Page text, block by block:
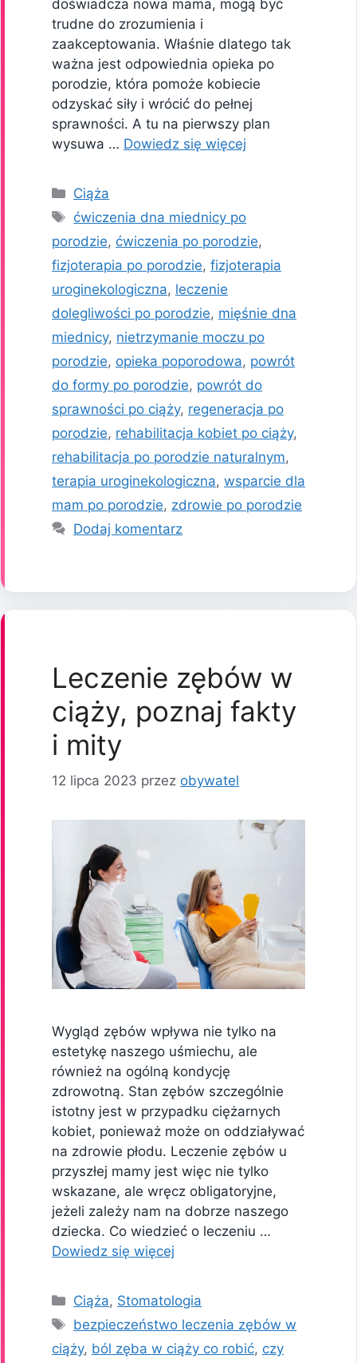
doświadcza nowa mama, mogą być
trudne do zrozumienia i
zaakceptowania. Właśnie dlatego tak
ważna jest odpowiednia opieka po
porodzie, która pomoże kobiecie
odzyskać siły i wrócić do pełnej
sprawności. A tu na pierwszy plan
wysuwa … Dowiedz się więcej
Kategorie
Ciąża
Tagi
ćwiczenia dna miednicy po
porodzie, ćwiczenia po porodzie,
fizjoterapia po porodzie, fizjoterapia
uroginekologiczna, leczenie
dolegliwości po porodzie, mięśnie dna
miednicy, nietrzymanie moczu po
porodzie, opieka poporodowa, powrót
do formy po porodzie, powrót do
sprawności po ciąży, regeneracja po
porodzie, rehabilitacja kobiet po ciąży,
rehabilitacja po porodzie naturalnym,
terapia uroginekologiczna, wsparcie dla
mam po porodzie, zdrowie po porodzie
Dodaj komentarz
Leczenie zębów w
ciąży, poznaj fakty
i mity
12 lipca 2023 przez obywatel
Wygląd zębów wpływa nie tylko na
estetykę naszego uśmiechu, ale
również na ogólną kondycję
zdrowotną. Stan zębów szczególnie
istotny jest w przypadku ciężarnych
kobiet, ponieważ może on oddziaływać
na zdrowie płodu. Leczenie zębów u
przyszłej mamy jest więc nie tylko
wskazane, ale wręcz obligatoryjne,
jeżeli zależy nam na dobrze naszego
dziecka. Co wiedzieć o leczeniu …
Dowiedz się więcej
Kategorie
Ciąża, Stomatologia
Tagi
bezpieczeństwo leczenia zębów w
ciąży, ból zęba w ciąży co robić, czy